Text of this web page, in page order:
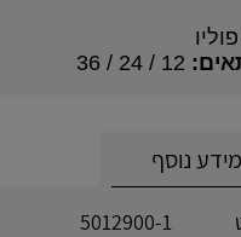
פוליו
מידע נוסף
5012900-1